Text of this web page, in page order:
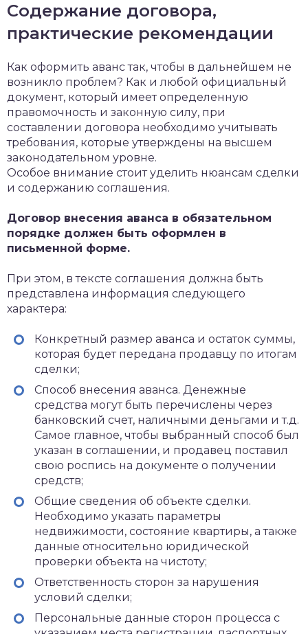
Содержание договора,
практические рекомендации
Как оформить аванс так, чтобы в дальнейшем не
возникло проблем? Как и любой официальный
документ, который имеет определенную
правомочность и законную силу, при
составлении договора необходимо учитывать
требования, которые утверждены на высшем
законодательном уровне.
Особое внимание стоит уделить нюансам сделки
и содержанию соглашения.
Договор внесения аванса в обязательном
порядке должен быть оформлен в
письменной форме.
При этом, в тексте соглашения должна быть
представлена информация следующего
характера:
Конкретный размер аванса и остаток суммы,
которая будет передана продавцу по итогам
сделки;
Способ внесения аванса. Денежные
средства могут быть перечислены через
банковский счет, наличными деньгами и т.д.
Самое главное, чтобы выбранный способ был
указан в соглашении, и продавец поставил
свою роспись на документе о получении
средств;
Общие сведения об объекте сделки.
Необходимо указать параметры
недвижимости, состояние квартиры, а также
данные относительно юридической
проверки объекта на чистоту;
Ответственность сторон за нарушения
условий сделки;
Персональные данные сторон процесса с